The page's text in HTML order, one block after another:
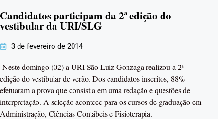
Candidatos participam da 2ª edição do
vestibular da URI/SLG
3 de fevereiro de 2014
Neste domingo (02) a URI São Luiz Gonzaga realizou a 2ª
edição do vestibular de verão. Dos candidatos inscritos, 88%
efetuaram a prova que consistia em uma redação e questões de
interpretação. A seleção acontece para os cursos de graduação em
Administração, Ciências Contábeis e Fisioterapia.